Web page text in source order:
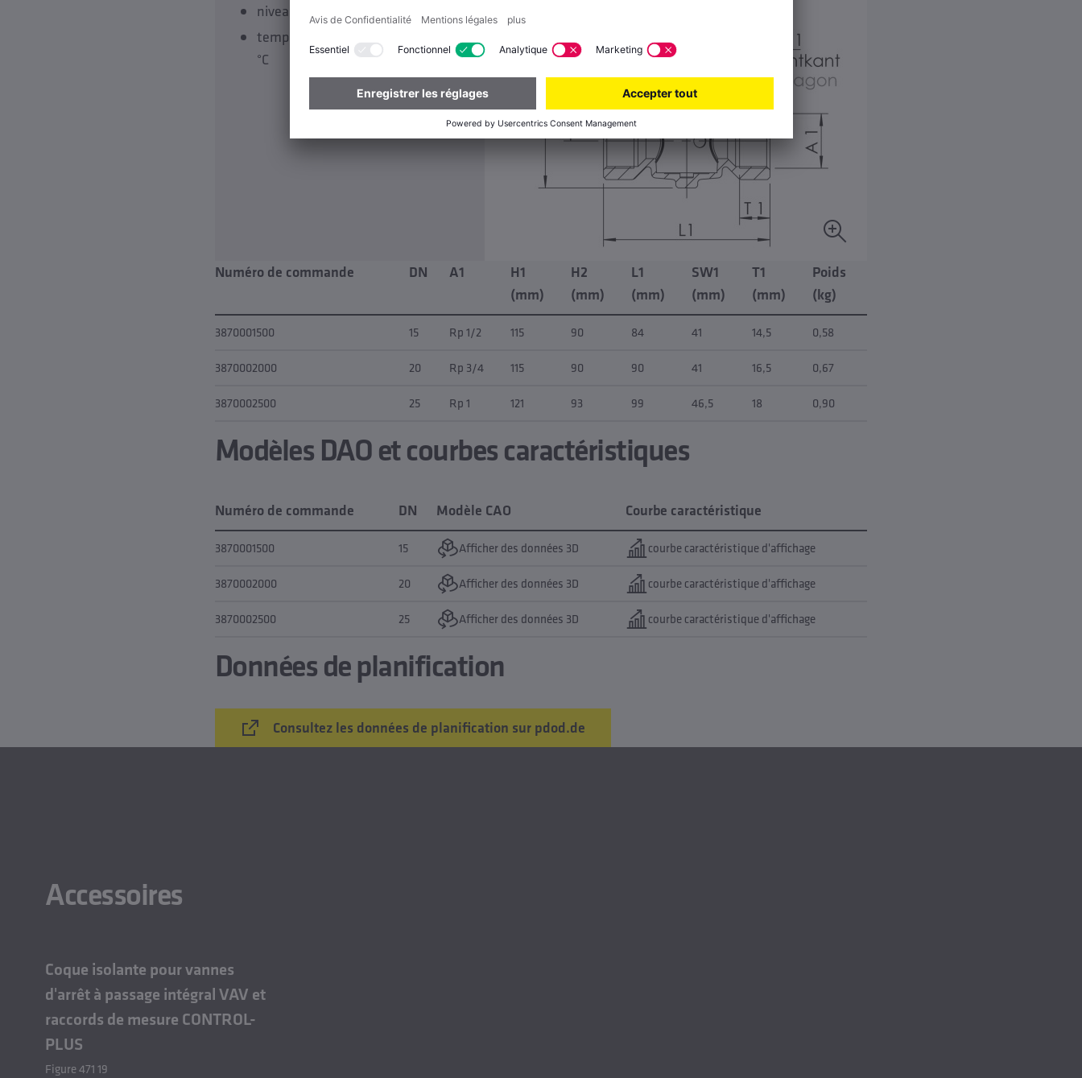
niveau de pression PN 16
température de service max. 90
°C
Numéro de commande DN A1
H1
(mm)
H2
(mm)
L1
(mm)
SW1
(mm)
T1
(mm)
Poids
(kg)
3870001500 15 Rp 1/2 115 90 84 41 14,5 0,58
3870002000 20 Rp 3/4 115 90 90 41 16,5 0,67
3870002500 25 Rp 1 121 93 99 46,5 18 0,90
Modèles DAO et courbes caractéristiques
Numéro de commande DN Modèle CAO Courbe caractéristique
3870001500 15 Afficher des données 3D courbe caractéristique d'affichage
3870002000 20 Afficher des données 3D courbe caractéristique d'affichage
3870002500 25 Afficher des données 3D courbe caractéristique d'affichage
Données de planification
Consultez les données de planification sur pdod.de
Accessoires
Coque isolante pour vannes
d'arrêt à passage intégral VAV et
raccords de mesure CONTROL-
PLUS
Figure 471 19